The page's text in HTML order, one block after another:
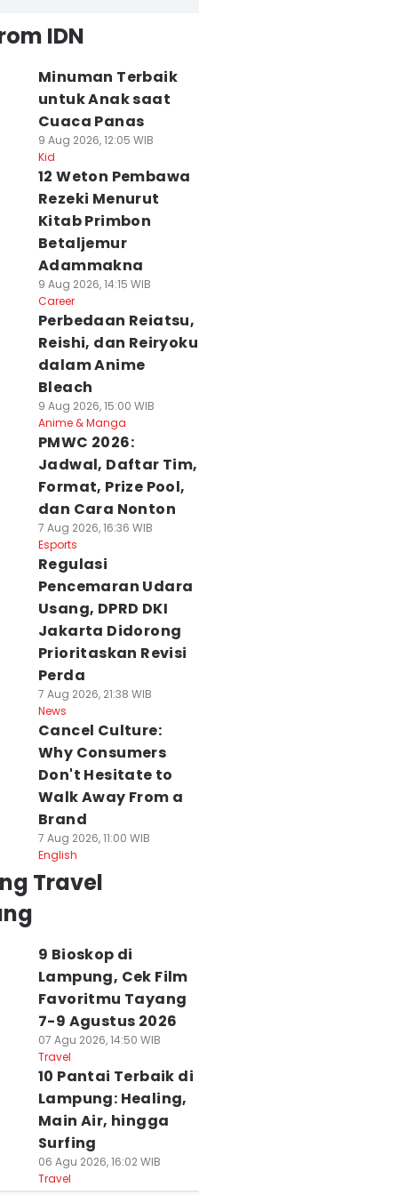
IDN
Minuman Terbaik
untuk Anak saat
Cuaca Panas
9 Aug 2026, 12:05 WIB
Kid
12 Weton Pembawa
Rezeki Menurut
Kitab Primbon
Betaljemur
Adammakna
9 Aug 2026, 14:15 WIB
Career
Perbedaan Reiatsu,
Reishi, dan Reiryoku
dalam Anime
Bleach
9 Aug 2026, 15:00 WIB
Anime & Manga
PMWC 2026:
Jadwal, Daftar Tim,
Format, Prize Pool,
dan Cara Nonton
7 Aug 2026, 16:36 WIB
Esports
Regulasi
Pencemaran Udara
Usang, DPRD DKI
Jakarta Didorong
Prioritaskan Revisi
Perda
7 Aug 2026, 21:38 WIB
News
Cancel Culture:
Why Consumers
Don't Hesitate to
Walk Away From a
Brand
7 Aug 2026, 11:00 WIB
English
Travel
9 Bioskop di
Lampung, Cek Film
Favoritmu Tayang
7-9 Agustus 2026
07 Agu 2026, 14:50 WIB
Travel
10 Pantai Terbaik di
Lampung: Healing,
Main Air, hingga
Surfing
06 Agu 2026, 16:02 WIB
Travel